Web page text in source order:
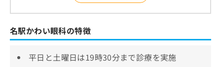
名駅かわい眼科の特徴
平日と土曜日は19時30分まで診療を実施